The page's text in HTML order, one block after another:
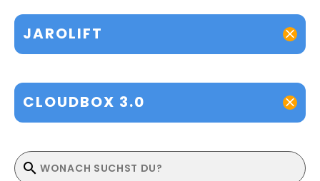
JAROLIFT
CLOUDBOX 3.0